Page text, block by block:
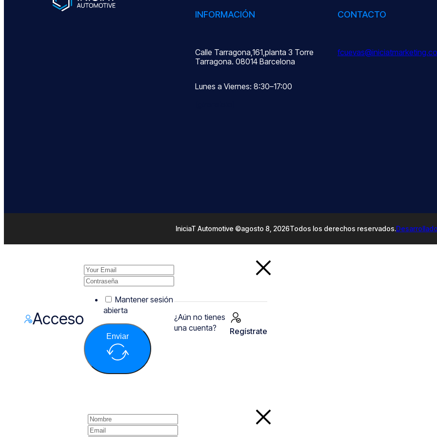
INFORMACIÓN
Calle Tarragona,161,planta 3 Torre
Tarragona. 08014 Barcelona
Lunes a Viernes: 8:30–17:00
CONTACTO
IniciaT Automotive ©agosto 8, 2026Todos los derechos reservados.
Acceso
Mantener sesión
abierta
Enviar
¿Aún no tienes
una cuenta?
Regístrate